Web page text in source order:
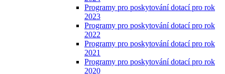
Programy pro poskytování dotací pro rok
2023
Programy pro poskytování dotací pro rok
2022
Programy pro poskytování dotací pro rok
2021
Programy pro poskytování dotací pro rok
2020